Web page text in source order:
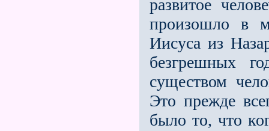
развитое
произошло в
Иисуса из
безгрешных
существом
Это прежде
было то, что